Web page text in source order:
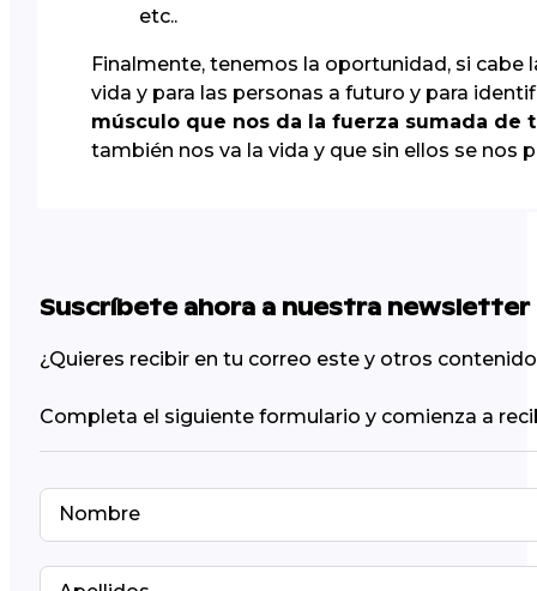
etc..
Finalmente, tenemos la oportunidad, si cabe
vida y para las personas a futuro y para
músculo que nos da la fuerza sumada de
también nos va la vida y que sin ellos se nos
Suscríbete ahora a nuestra newsletter
¿Quieres recibir en tu correo este y otros
Completa el siguiente formulario y comienza a